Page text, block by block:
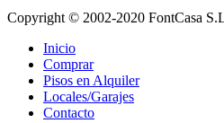
Copyright © 2002-2020 FontCasa
Inicio
Comprar
Pisos en Alquiler
Locales/Garajes
Contacto